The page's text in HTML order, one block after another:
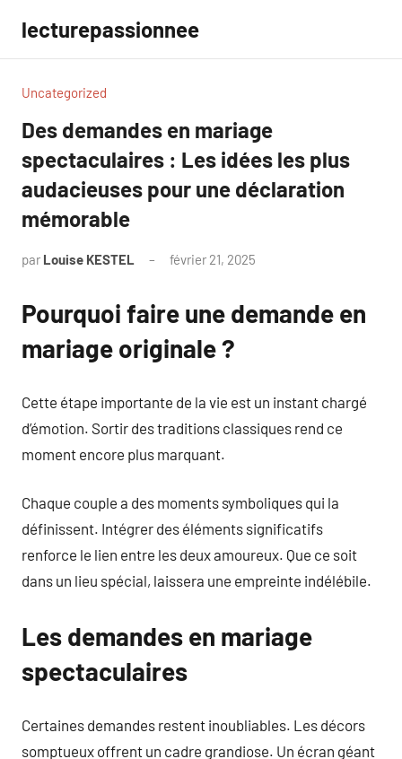
contenu
lecturepassionnee
Uncategorized
Des demandes en mariage
spectaculaires : Les idées les plus
audacieuses pour une déclaration
mémorable
par Louise KESTEL février 21, 2025
Pourquoi faire une demande en
mariage originale ?
Cette étape importante de la vie est un instant chargé
d’émotion. Sortir des traditions classiques rend ce
moment encore plus marquant.
Chaque couple a des moments symboliques qui la
définissent. Intégrer des éléments significatifs
renforce le lien entre les deux amoureux. Que ce soit
dans un lieu spécial, laissera une empreinte indélébile.
Les demandes en mariage
spectaculaires
Certaines demandes restent inoubliables. Les décors
somptueux offrent un cadre grandiose. Un écran géant